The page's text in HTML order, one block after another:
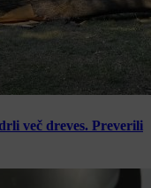
več dreves. Preverili